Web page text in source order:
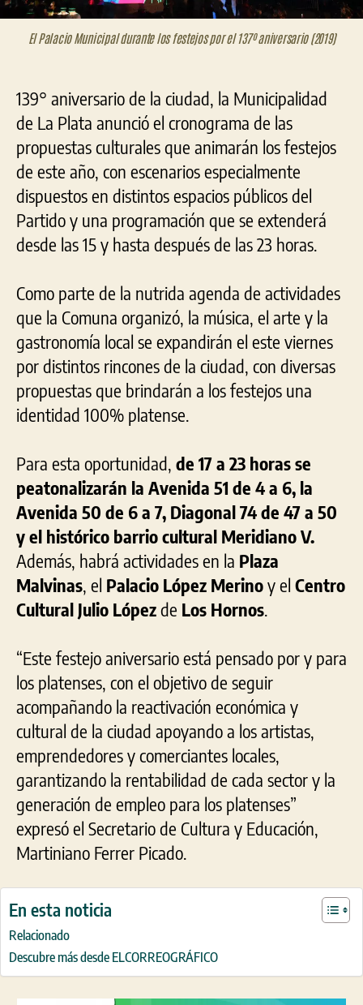
El Palacio Municipal durante los festejos por el 137º aniversario (2019)
139° aniversario de la ciudad, la Municipalidad
de La Plata anunció el cronograma de las
propuestas culturales que animarán los festejos
de este año, con escenarios especialmente
dispuestos en distintos espacios públicos del
Partido y una programación que se extenderá
desde las 15 y hasta después de las 23 horas.
Como parte de la nutrida agenda de actividades
que la Comuna organizó, la música, el arte y la
gastronomía local se expandirán el este viernes
por distintos rincones de la ciudad, con diversas
propuestas que brindarán a los festejos una
identidad 100% platense.
Para esta oportunidad, de 17 a 23 horas se
peatonalizarán la Avenida 51 de 4 a 6, la
Avenida 50 de 6 a 7, Diagonal 74 de 47 a 50
y el histórico barrio cultural Meridiano V.
Además, habrá actividades en la Plaza
Malvinas, el Palacio López Merinoy el Centro
Cultural Julio Lópezde Los Hornos.
“Este festejo aniversario está pensado por y para
los platenses, con el objetivo de seguir
acompañando la reactivación económica y
cultural de la ciudad apoyando a los artistas,
emprendedores y comerciantes locales,
garantizando la rentabilidad de cada sector y la
generación de empleo para los platenses”
expresó el Secretario de Cultura y Educación,
Martiniano Ferrer Picado.
En esta noticia
Relacionado
Descubre más desde ELCORREOGRÁFICO